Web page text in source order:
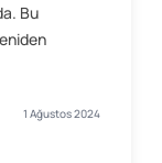
Bu
1 Ağustos 2024